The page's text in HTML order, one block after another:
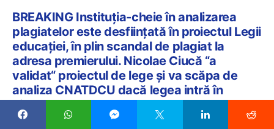
BREAKING Instituția-cheie în analizarea
plagiatelor este desființată în proiectul Legii
educației, în plin scandal de plagiat la
adresa premierului. Nicolae Ciucă “a
validat“ proiectul de lege și va scăpa de
analiza CNATDCU dacă legea intră în
vigoare